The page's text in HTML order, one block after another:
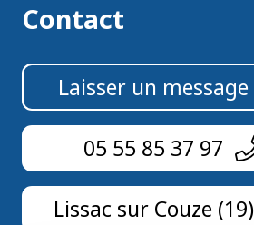
Contact
Laisser un message
05 55 85 37 97
Lissac sur Couze (19)